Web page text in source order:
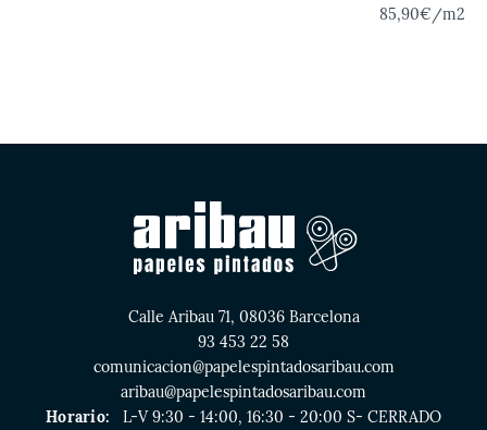
85,90€/m2
Calle Aribau 71, 08036 Barcelona
93 453 22 58
comunicacion@papelespintadosaribau.com
aribau@papelespintadosaribau.com
Horario:
L-V 9:30 - 14:00, 16:30 - 20:00 S- CERRADO